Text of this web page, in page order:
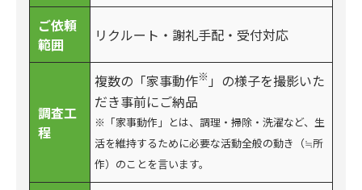
ご依頼
範囲
リクルート・謝礼手配・受付対応
調査工
程
複数の「家事動作※ 」の様子を撮影いた
だき事前にご納品
※「家事動作」とは、調理・掃除・洗濯など、生
活を維持するために必要な活動全般の動き（≒所
作）のことを言います。